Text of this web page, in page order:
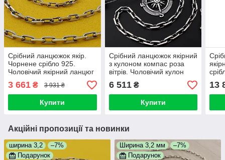
Срібний ланцюжок якір.
Чорнене срібло 925.
Чоловічий якірний ланцюг
13 гр 55 см
3 661 ₴ 3 931 ₴
Купити
Срібний ланцюжок якірний
з кулоном компас роза
вітрів. Чоловічий кулон
срібло і ланцюг якір 55 см
925
6 511₴
Купити
грам
13
Акційні пропозиції та новинки
ширина 3,2
–7%
Подарунок
Ширина 3,2 мм
–7%
Подарунок